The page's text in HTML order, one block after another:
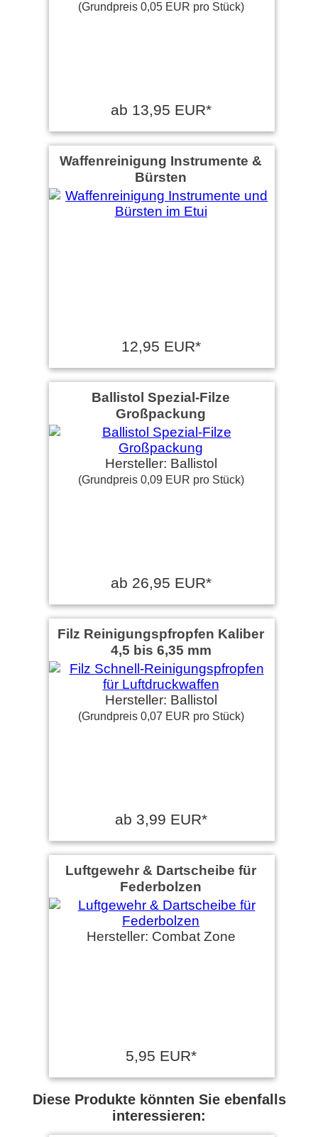
(Grundpreis 0,05 EUR pro Stück)
ab 13,95 EUR*
Waffenreinigung Instrumente &
Bürsten
12,95 EUR*
Ballistol Spezial-Filze
Großpackung
Hersteller: Ballistol
(Grundpreis 0,09 EUR pro Stück)
ab 26,95 EUR*
Filz Reinigungspfropfen Kaliber
4,5 bis 6,35 mm
Hersteller: Ballistol
(Grundpreis 0,07 EUR pro Stück)
ab 3,99 EUR*
Luftgewehr & Dartscheibe für
Federbolzen
Hersteller: Combat Zone
5,95 EUR*
Diese Produkte könnten Sie ebenfalls
interessieren: